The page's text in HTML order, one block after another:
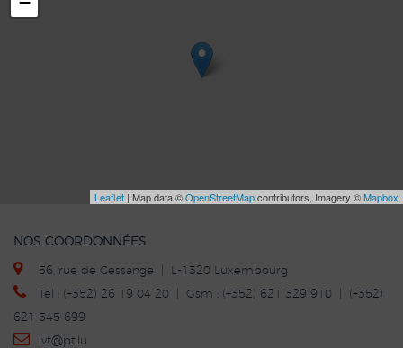
Leaflet | Map data ©OpenStreetMapcontributors, Imagery ©Mapbox
NOS COORDONNÉES
56, rue de Cessange | L-1320 Luxembourg
Tel : (+352) 26 19 04 20 | Gsm : (+352) 621 329 910 | (+352)
621 545 699
ivt@pt.lu